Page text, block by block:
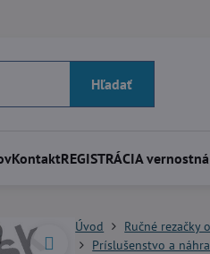
Hľadať
KontaktREGISTRÁCIA
Úvod Ručné rezačky
Príslušenstvo a